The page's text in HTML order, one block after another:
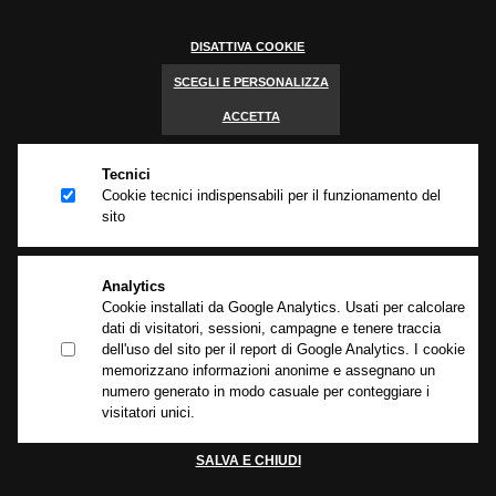
DISATTIVA COOKIE
SCEGLI E PERSONALIZZA
ACCETTA
Tecnici
Cookie tecnici indispensabili per il funzionamento del
sito
Analytics
Cookie installati da Google Analytics. Usati per calcolare
dati di visitatori, sessioni, campagne e tenere traccia
dell'uso del sito per il report di Google Analytics. I cookie
memorizzano informazioni anonime e assegnano un
numero generato in modo casuale per conteggiare i
visitatori unici.
SALVA E CHIUDI
GUARDA TUTTI
Capitale sociale €100.000 i.v.
Brache ed accessori per il sollevamento e l’ancoraggio dei carichi
componenti fondamentali per i sistemi di sollevamento e ancoraggio dei
garantiscono assoluta sicurezza e alte prestazioni per tutti i settori
industriali.
Privacy policy -Cookie policy-Informativa clienti e fornitori